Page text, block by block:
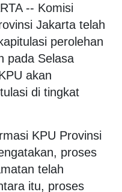
-- Komisi
Jakarta telah
perolehan
pada Selasa
akan
di tingkat
KPU Provinsi
proses
telah
itu, proses